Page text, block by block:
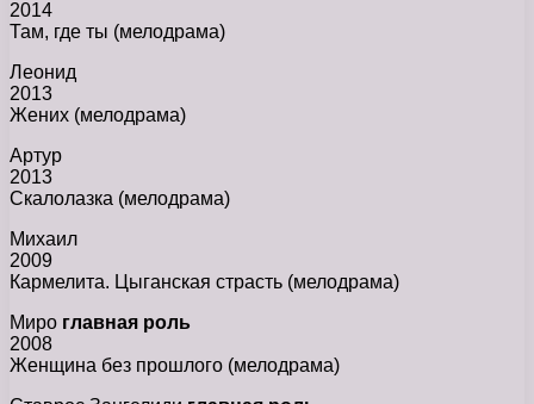
2014
Там, где ты (мелодрама)
Леонид
2013
Жених (мелодрама)
Артур
2013
Скалолазка (мелодрама)
Михаил
2009
Кармелита. Цыганская страсть (мелодрама)
Миро главная роль
2008
Женщина без прошлого (мелодрама)